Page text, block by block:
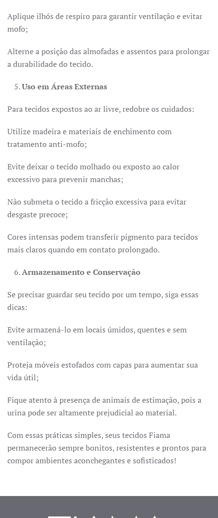
Aplique ilhós de respiro para garantir ventilação e evitar
mofo;
Alterne a posição das almofadas e assentos para prolongar
a durabilidade do tecido.
Uso em Áreas Externas
Para tecidos expostos ao ar livre, redobre os cuidados:
Utilize madeira e materiais de enchimento com
tratamento anti-mofo;
Evite deixar o tecido molhado ou exposto ao calor
excessivo para prevenir manchas;
Não submeta o tecido a fricção excessiva para evitar
desgaste precoce;
Cores intensas podem transferir pigmento para tecidos
mais claros quando em contato prolongado.
Armazenamento e Conservação
Se precisar guardar seu tecido por um tempo, siga essas
dicas:
Evite armazená-lo em locais úmidos, quentes e sem
ventilação;
Proteja móveis estofados com capas para aumentar sua
vida útil;
Fique atento à presença de animais de estimação, pois a
urina pode ser altamente prejudicial ao material.
Com essas práticas simples, seus tecidos Fiama
permanecerão sempre bonitos, resistentes e prontos para
compor ambientes aconchegantes e sofisticados!